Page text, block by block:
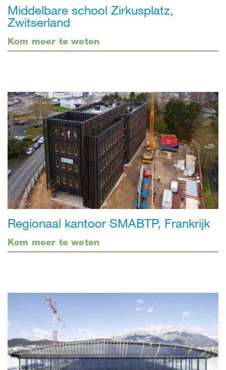
Middelbare school Zirkusplatz,
Zwitserland
Kom meer te weten
Regionaal kantoor SMABTP, Frankrijk
Kom meer te weten